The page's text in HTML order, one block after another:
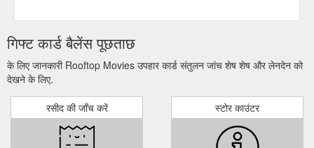
गिफ्ट कार्ड बैलेंस पूछताछ
के लिए जानकारी Rooftop Movies उपहार कार्ड संतुलन जांच शेष शेष और लेनदेन को
देखने के लिए.
रसीद की जाँच करें स्टोर काउंटर